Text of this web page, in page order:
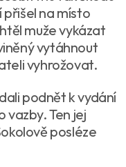
přišel na místo
muže vykázat
vytáhnout
vyhrožovat.
podnět k vydání
vazby. Ten jej
posléze